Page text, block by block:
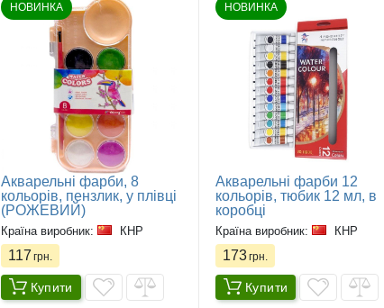
НОВИНКА
Акварельні фарби, 8
кольорів, пензлик, у плівці
(РОЖЕВИЙ)
Країна виробник: КНР
117 грн.
Купити
НОВИНКА
Акварельні фарби 12
кольорів, тюбик 12 мл, в
коробці
Країна виробник: КНР
173грн.
Купити